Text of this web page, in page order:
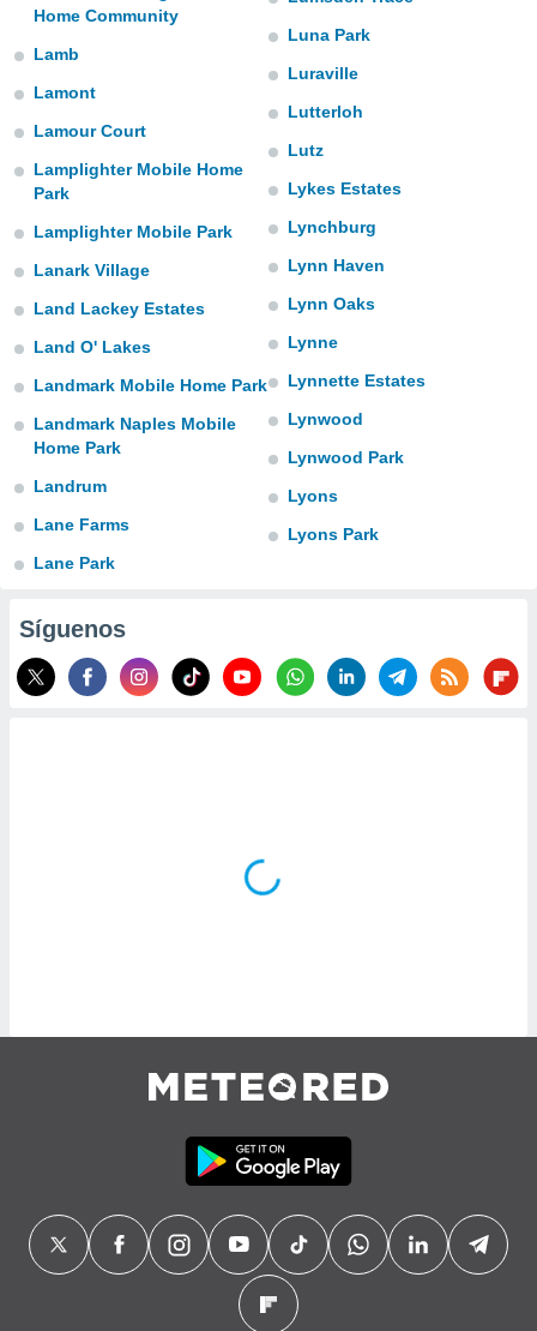
Home Community
Lamb
Lamont
Lamour Court
Lamplighter Mobile Home
Park
Lamplighter Mobile Park
Lanark Village
Land Lackey Estates
Land O' Lakes
Landmark Mobile Home Park
Landmark Naples Mobile
Home Park
Landrum
Lane Farms
Lane Park
Luna Park
Luraville
Lutterloh
Lutz
Lykes Estates
Lynchburg
Lynn Haven
Lynn Oaks
Lynne
Lynnette Estates
Lynwood
Lynwood Park
Lyons
Lyons Park
Síguenos